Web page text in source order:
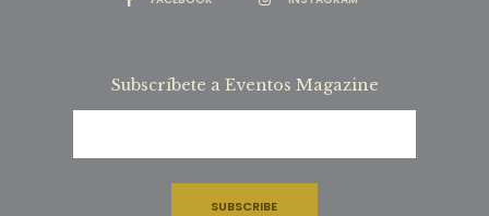
Subscríbete a Eventos Magazine